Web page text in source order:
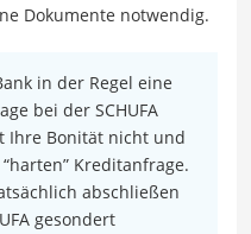
Dokumente notwendig.
in der Regel eine
bei der SCHUFA
Ihre Bonität nicht und
Kreditanfrage.
abschließen
gesondert